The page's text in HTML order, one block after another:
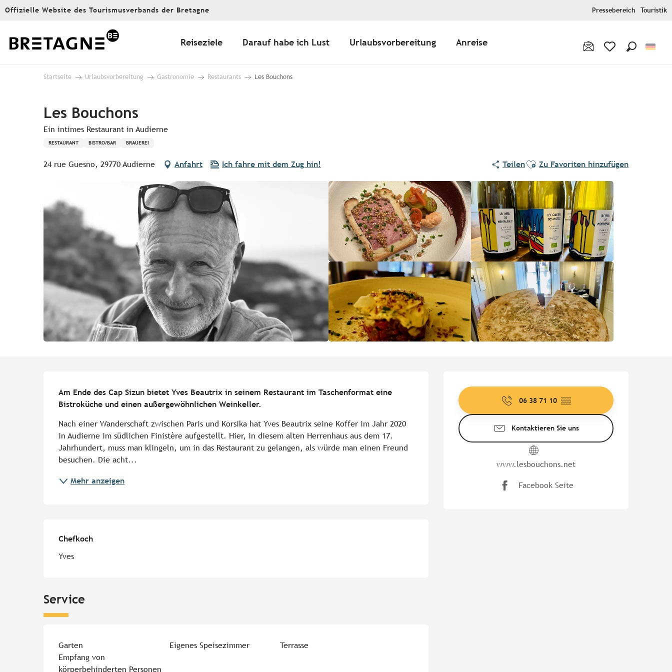
Aller
principal
Offizielle Website des Tourismusverbands der Bretagne Pressebereich Touristik
Reiseziele Darauf habe ich Lust Urlaubsvorbereitung Anreise
Startseite Urlaubsvorbereitung Gastronomie Restaurants Les Bouchons
Les Bouchons
Ein intimes Restaurant in Audierne
RESTAURANT BISTRO/BAR BRAUEREI
24 rue Guesno, 29770 Audierne Anfahrt Ich fahre mit dem Zug hin! TeilenAjouter aux favoris
Zu Favoriten hinzufügen
Öffnungszeiten &
06 38 71 10 ▒▒
Kontaktieren Sie uns
www.lesbouchons.net
Facebook Seite
Am Ende des Cap Sizun bietet Yves Beautrix in seinem Restaurant im Taschenformat eine
Bistroküche und einen außergewöhnlichen Weinkeller.
Nach einer Wanderschaft zwischen Paris und Korsika hat Yves Beautrix seine Koffer im Jahr 2020
in Audierne im südlichen Finistère aufgestellt. Hier, in diesem alten Herrenhaus aus dem 17.
Jahrhundert, muss man klingeln, um in das Restaurant zu gelangen, als würde man einen Freund
besuchen. Die acht...
Mehr anzeigen
Chefkoch
Chefkoch
Yves
Service
Garten Eigenes Speisezimmer
Terrasse
Empfang von
körperbehinderten Personen